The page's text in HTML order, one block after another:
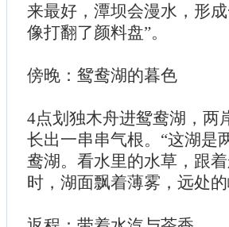
来最好，潭坝会漫水，形
像打翻了颜料盘”。
傍晚：鸳鸯湖的暮色
4点划独木舟进鸳鸯湖，两
长出一串串气根。“这湖是
鸯湖。看水里的水草，跟
时，湖面飘着薄雾，远处的